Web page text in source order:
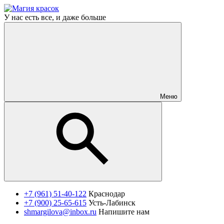
У нас есть все, и даже больше
Меню
+7 (961) 51-40-122 Краснодар
+7 (900) 25-65-615 Усть-Лабинск
shmargilova@inbox.ru Напишите нам